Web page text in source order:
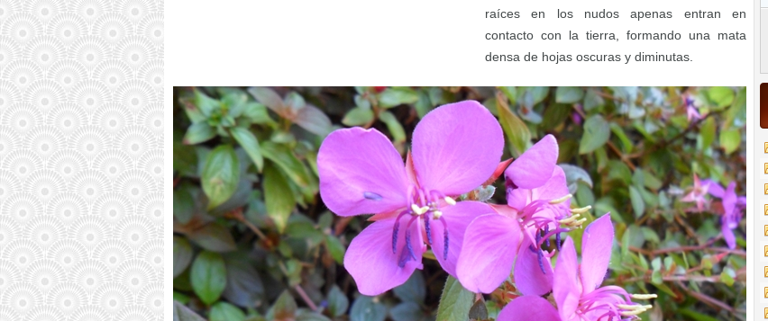
raíces en los nudos apenas entran en
contacto con la tierra, formando una mata
densa de hojas oscuras y diminutas.